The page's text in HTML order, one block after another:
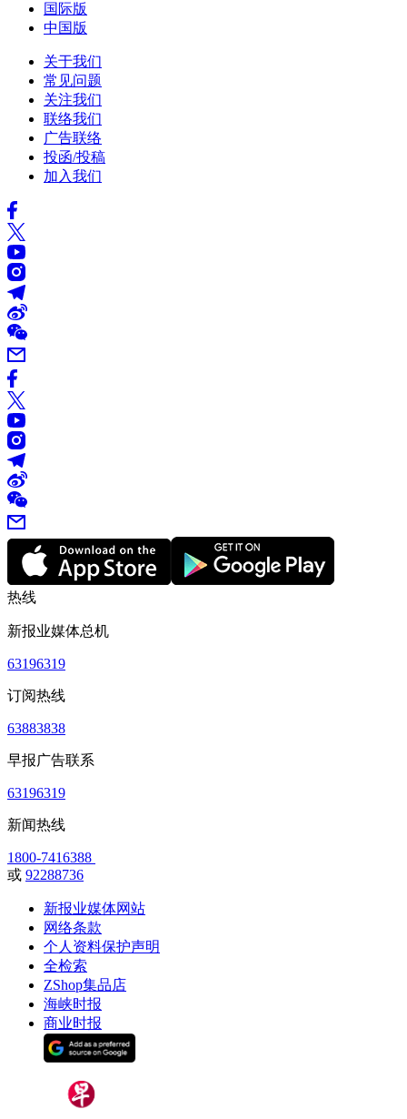
国际版
中国版
关于我们
常见问题
关注我们
联络我们
广告联络
投函/投稿
加入我们
热线
新报业媒体总机
63196319
订阅热线
63883838
早报广告联系
63196319
新闻热线
1800-7416388
或 92288736
新报业媒体网站
网络条款
个人资料保护声明
全检索
ZShop集品店
海峡时报
商业时报